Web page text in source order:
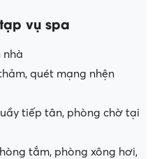
vụ spa
nhà
quét mạng nhện
tiếp tân, phòng chờ tại
tắm, phòng xông hơi,